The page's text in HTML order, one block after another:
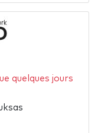
quelques jours